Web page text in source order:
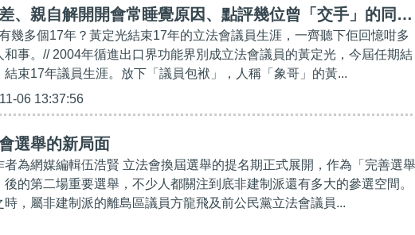
、親自解開開會常睡覺原因、點評幾位曾「交手」的同
語建制議員要學習對手
幾多個17年？黃定光結束17年的立法會議員生涯，一齊聽下佢回憶咁多
和事。// 2004年循進出口界功能界別成立法會議員的黃定光，今屆任期結
結束17年議員生涯。放下「議員包袱」，人稱「象哥」的黃...
06 13:37:56
選舉的新局面
者為網媒編輯伍浩賢 立法會換屆選舉的提名期正式展開，作為「完善選舉
後的第二場重要選舉，不少人都關注到底非建制派還有多大的參選空間。
時，屬非建制派的離島區議員方龍飛及前公民黨立法會議員...